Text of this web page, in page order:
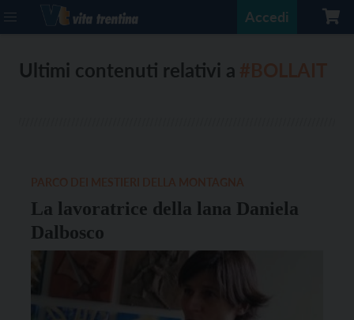
Accedi
Ultimi contenuti relativi a
La lavoratrice della lana Daniela
Dalbosco